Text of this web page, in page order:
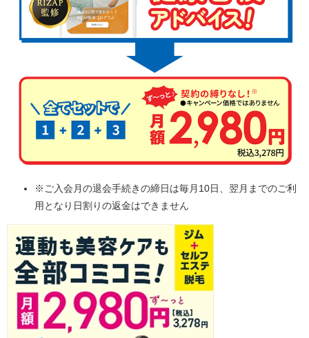
※ご入会月の退会手続きの締日は毎月10日、翌月までのご利
用となり日割りの返金はできません